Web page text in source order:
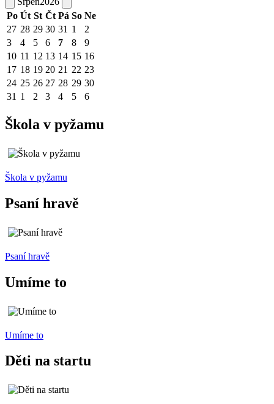
Po Út St Čt Pá So Ne
27 28 29 30 31 1
2
3
4 5 6 7 8
9
10 11 12 13 14 15 16
17 18 19 20 21 22 23
24 25 26 27 28 29 30
31 1 2 3 4 5 6
Škola v pyžamu
Škola v pyžamu
Psaní hravě
Psaní hravě
Umíme to
Umíme to
Děti na startu